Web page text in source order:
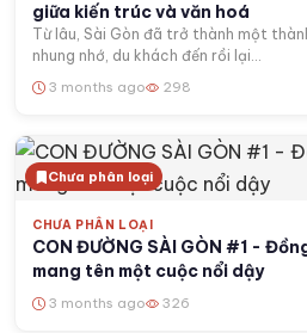
giữa kiến trúc và văn hoá
Từ lâu, Sài Gòn đã trở thành một
nhung nhớ, du khách đến rồi lại...
3 months ago 298
Chưa phân loại
CHƯA PHÂN LOẠI
CON ĐƯỜNG SÀI GÒN #1 -
mang tên một cuộc nổi dậy
3 months ago 326